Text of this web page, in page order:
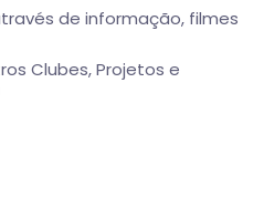
de informação, filmes
Clubes, Projetos e